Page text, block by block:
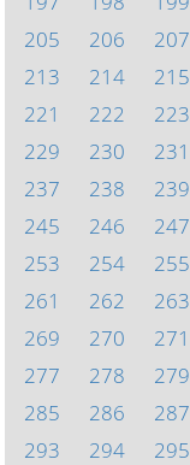
205
206 207
213
214 215
221
222 223
229
230 231
237
238 239
245
246 247
253
254 255
261
262 263
269
270 271
277
278 279
285
286 287
293
294 295